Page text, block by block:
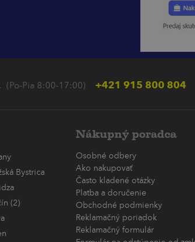
(Po-Pia 8:00-17:00) +421 915 800 804
Bystrica
(2)
Nákupný poradca
Osobné odbery
Ako nakupovať
Často kladené otázky
Platba a doručenie
Obchodné podmienky
Reklamačný poriadok
Reklamačný formulár